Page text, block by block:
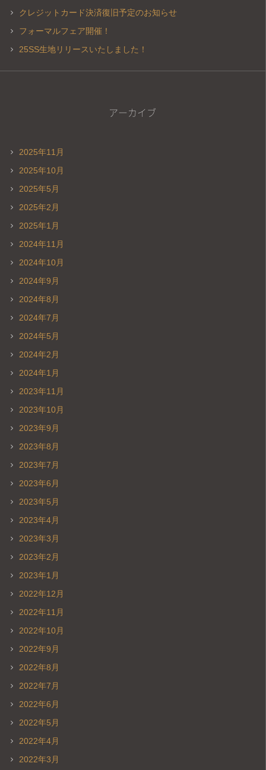
クレジットカード決済復旧予定のお知らせ
フォーマルフェア開催！
25SS生地リリースいたしました！
アーカイブ
2025年11月
2025年10月
2025年5月
2025年2月
2025年1月
2024年11月
2024年10月
2024年9月
2024年8月
2024年7月
2024年5月
2024年2月
2024年1月
2023年11月
2023年10月
2023年9月
2023年8月
2023年7月
2023年6月
2023年5月
2023年4月
2023年3月
2023年2月
2023年1月
2022年12月
2022年11月
2022年10月
2022年9月
2022年8月
2022年7月
2022年6月
2022年5月
2022年4月
2022年3月